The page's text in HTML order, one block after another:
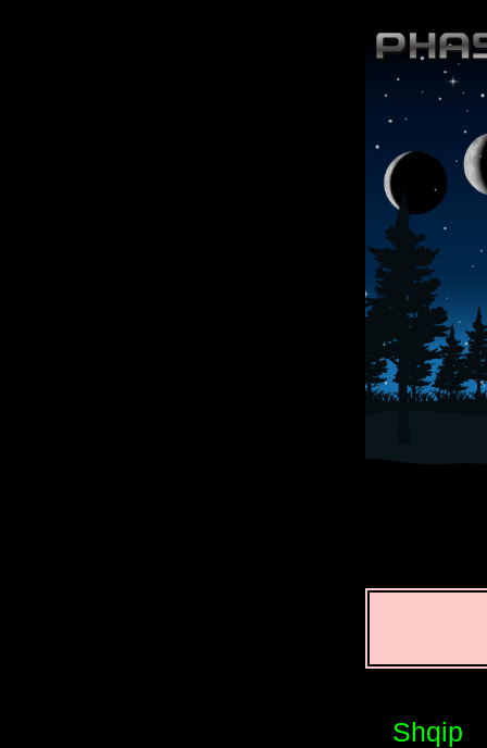
Shqip